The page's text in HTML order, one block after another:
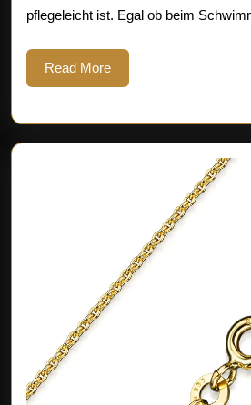
pflegeleicht ist. Egal ob beim
Read MoreRead
More